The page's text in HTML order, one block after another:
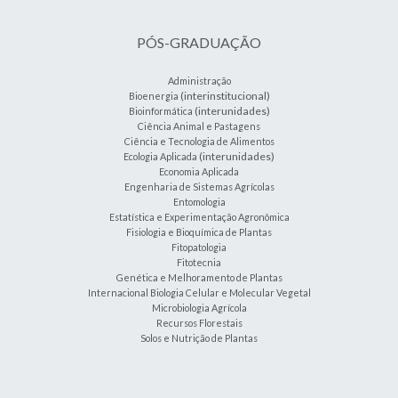
PÓS-GRADUAÇÃO
Administração
Bioenergia (interinstitucional)
Bioinformática (interunidades)
Ciência Animal e Pastagens
Ciência e Tecnologia de Alimentos
Ecologia Aplicada (interunidades)
Economia Aplicada
Engenharia de Sistemas Agrícolas
Entomologia
Estatística e Experimentação Agronômica
Fisiologia e Bioquímica de Plantas
Fitopatologia
Fitotecnia
Genética e Melhoramento de Plantas
Internacional Biologia Celular e Molecular Vegetal
Microbiologia Agrícola
Recursos Florestais
Solos e Nutrição de Plantas